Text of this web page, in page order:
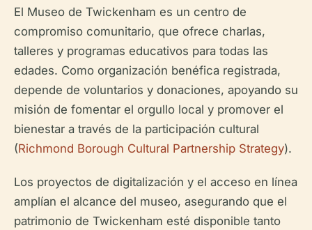
El Museo de Twickenham es un centro de
compromiso comunitario, que ofrece charlas,
talleres y programas educativos para todas las
edades. Como organización benéfica registrada,
depende de voluntarios y donaciones, apoyando su
misión de fomentar el orgullo local y promover el
bienestar a través de la participación cultural
(Richmond Borough Cultural Partnership Strategy).
Los proyectos de digitalización y el acceso en línea
amplían el alcance del museo, asegurando que el
patrimonio de Twickenham esté disponible tanto